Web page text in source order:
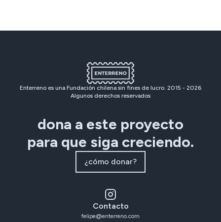
Enterreno es una Fundación chilena sin fines de lucro. 2015 - 2026
Algunos derechos reservados
dona a este proyecto
para que siga creciendo.
¿cómo donar?
Contacto
felipe@enterreno.com